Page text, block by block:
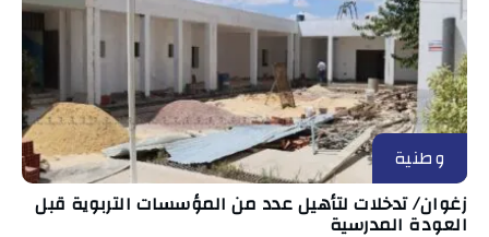
وطنية
زغوان/ تدخلات لتأهيل عدد من المؤسسات التربوية قبل
العودة المدرسية